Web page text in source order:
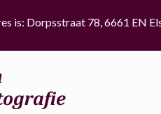
is: Dorpsstraat 78, 6661 EN